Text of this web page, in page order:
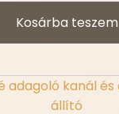
Kosárba teszem